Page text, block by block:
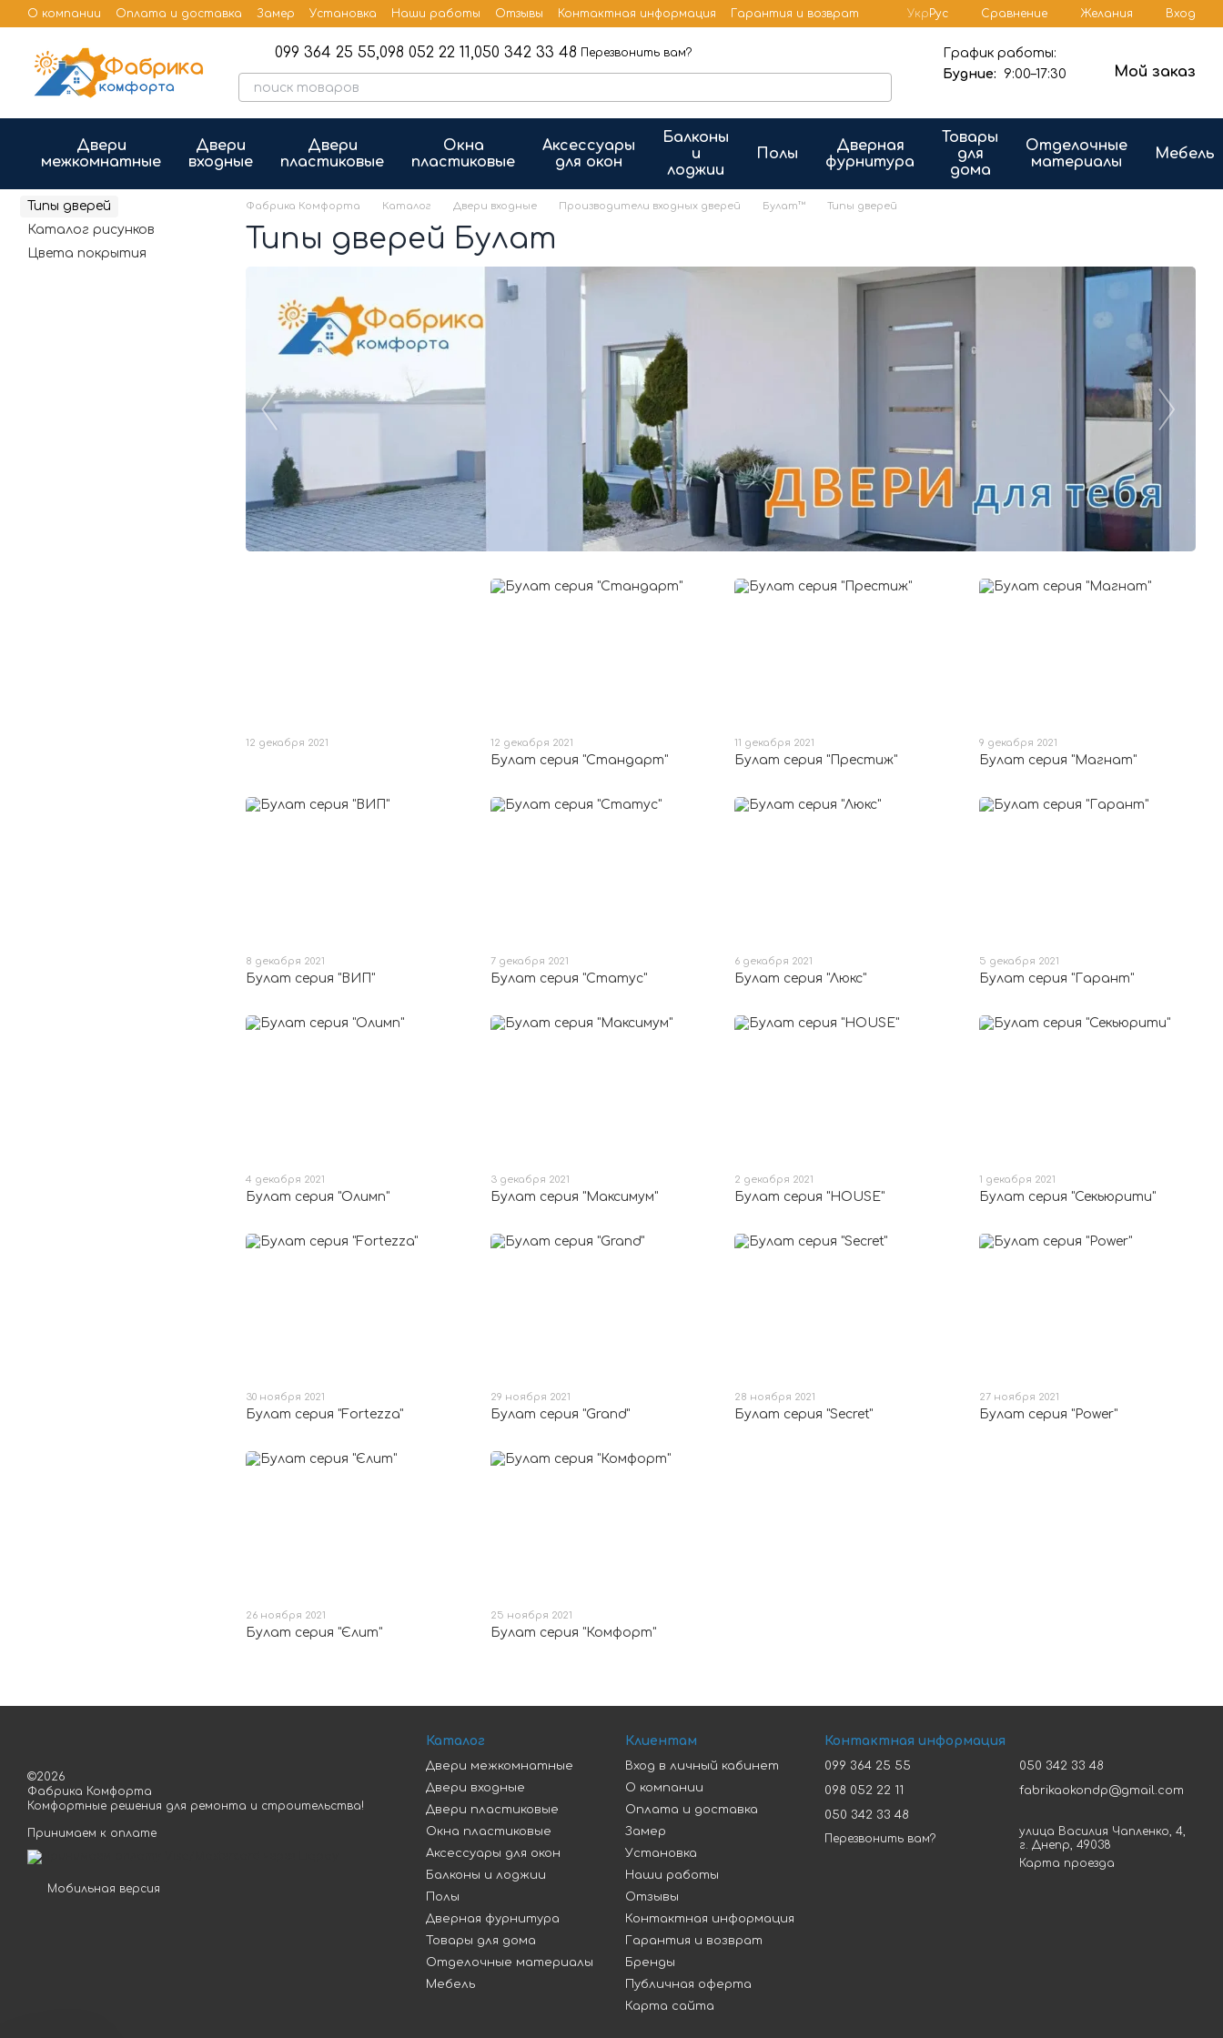
Перейти к основному контенту
О компании Оплата и доставка Замер Установка Наши работы Отзывы Контактная информация
Гарантия и возврат
Бренды
Публичная оферта
УкрРус Сравнение Желания Вход
099 364 25 55,098 052 22 11,050 342 33 48 Перезвонить вам?
График работы:
Будние:
9:00–17:30 Мой заказ
Двери
межкомнатные
Двери
входные
Двери
пластиковые
Окна
пластиковые
Аксессуары
для окон
Балконы
и
лоджии
Полы
Дверная
фурнитура
Товары
для
дома
Отделочные
материалы
Мебель
Фабрика Комфорта Каталог Двери входные Производители входных дверей Булат™ Типы дверей
Типы дверей Булат
12 декабря 2021 12 декабря 2021
Булат серия "Стандарт"
11 декабря 2021
Булат серия "Престиж"
9 декабря 2021
Булат серия "Магнат"
8 декабря 2021
Булат серия "ВИП"
7 декабря 2021
Булат серия "Статус"
6 декабря 2021
Булат серия "Люкс"
5 декабря 2021
Булат серия "Гарант"
4 декабря 2021
Булат серия "Олимп"
3 декабря 2021
Булат серия "Максимум"
2 декабря 2021
Булат серия "HOUSE"
1 декабря 2021
Булат серия "Секьюрити"
30 ноября 2021
Булат серия "Fortezza"
29 ноября 2021
Булат серия "Grand"
28 ноября 2021
Булат серия "Secret"
27 ноября 2021
Булат серия "Power"
26 ноября 2021
Булат серия "Єлит"
25 ноября 2021
Булат серия "Комфорт"
Типы дверей
Каталог рисунков
Цвета покрытия
©2026
Фабрика Комфорта
Комфортные решения для ремонта и строительства!
Принимаем к оплате
Мобильная версия
Каталог
Двери межкомнатные
Двери входные
Двери пластиковые
Окна пластиковые
Аксессуары для окон
Балконы и лоджии
Полы
Дверная фурнитура
Товары для дома
Отделочные материалы
Мебель
Клиентам
Вход в личный кабинет
О компании
Оплата и доставка
Замер
Установка
Наши работы
Отзывы
Контактная информация
Гарантия и возврат
Бренды
Публичная оферта
Карта сайта
Контактная информация
099 364 25 55
098 052 22 11
050 342 33 48
Перезвонить вам?
050 342 33 48
fabrikaokondp@gmail.com
улица Василия Чапленко, 4,
г. Днепр, 49038
Карта проезда